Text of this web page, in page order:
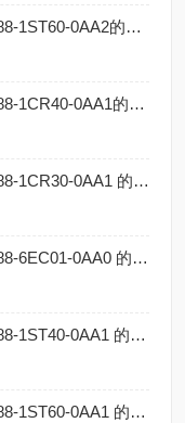
德国SIEMENS西门子PLC 6ES7288-1ST60-0AA2的特点
德国SIEMENS西门子PLC 6ES7288-1CR40-0AA1的特点
德国SIEMENS西门子PLC 6ES7288-1CR30-0AA1 的特点
德国SIEMENS西门子PLC 6ES7288-6EC01-0AA0 的特点
德国SIEMENS西门子PLC 6ES7288-1ST40-0AA1 的特点
德国SIEMENS西门子PLC 6ES7288-1ST60-0AA1 的特点